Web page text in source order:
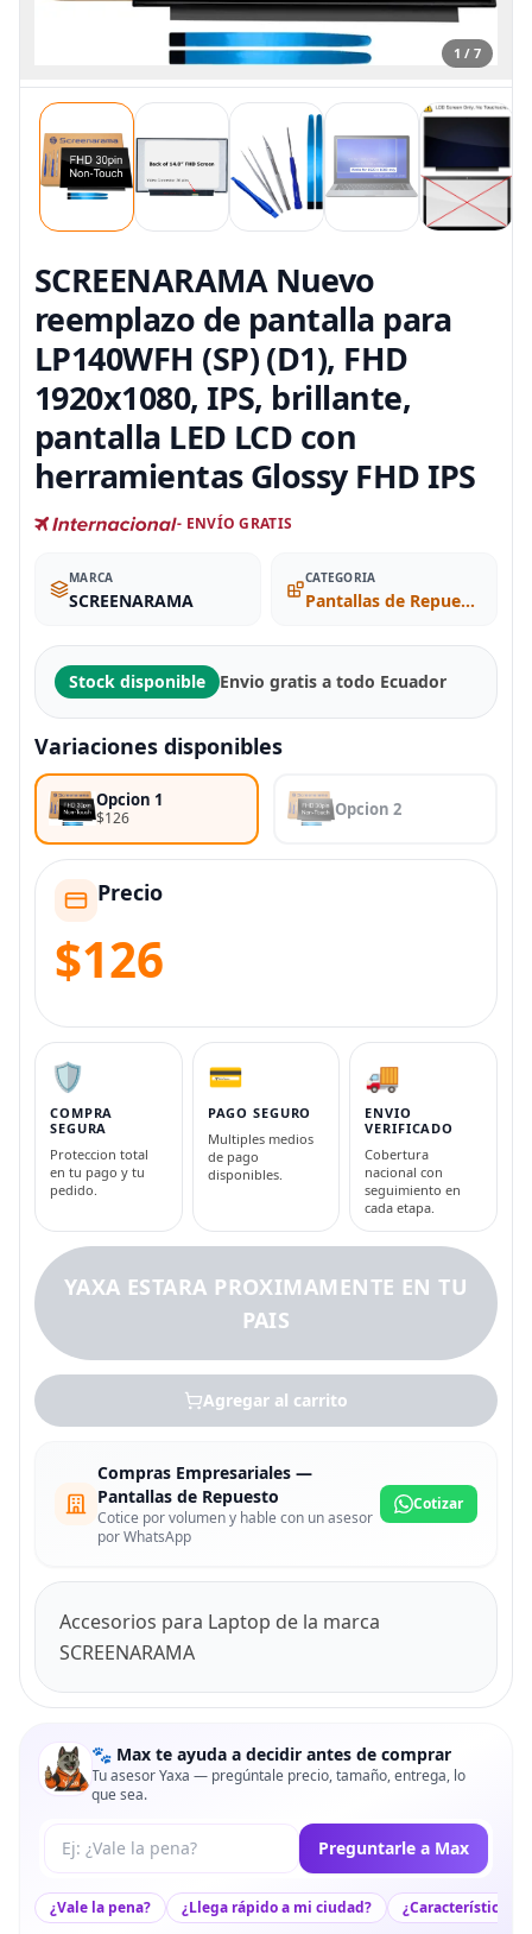
1 / 7
SCREENARAMA Nuevo
reemplazo de pantalla para
LP140WFH (SP) (D1), FHD
1920x1080, IPS, brillante,
pantalla LED LCD con
herramientas Glossy FHD IPS
- ENVÍO GRATIS
MARCA
SCREENARAMA
CATEGORIA
Pantallas de Repuesto
Stock disponible Envio gratis a todo Ecuador
Variaciones disponibles
Opcion 1
$126 Opcion 2
Precio
$126
🛡️
COMPRA
SEGURA
Proteccion total
en tu pago y tu
pedido.
💳
PAGO SEGURO
Multiples medios
de pago
disponibles.
🚚
ENVIO
VERIFICADO
Cobertura
nacional con
seguimiento en
cada etapa.
YAXA ESTARA PROXIMAMENTE EN TU
PAIS
Agregar al carrito
Compras Empresariales —
Pantallas de Repuesto
Cotice por volumen y hable con un asesor
por WhatsApp
Cotizar
Accesorios para Laptop de la marca
SCREENARAMA
🐾 Max te ayuda a decidir antes de comprar
Tu asesor Yaxa — pregúntale precio, tamaño, entrega, lo
que sea.
Tu pregunta a Max Preguntarle a Max
¿Vale la pena? ¿Llega rápido a mi ciudad? ¿Características